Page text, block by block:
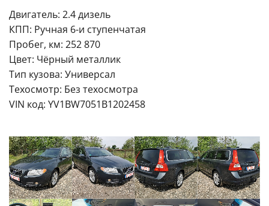
Двигатель: 2.4 дизель
КПП: Ручная 6-и ступенчатая
Пробег, км: 252 870
Цвет: Чёрный металлик
Тип кузова: Универсал
Техосмотр: Без техосмотра
VIN код: YV1BW7051B1202458